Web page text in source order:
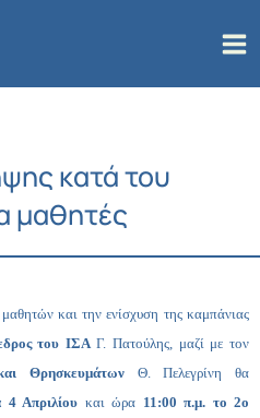
κατά του
μαθητές
και την ενίσχυση της καμπάνιας
του ΙΣΑΓ. Πατούλης, μαζί με τον
ΘρησκευμάτωνΘ. Πελεγρίνη θα
4 Απριλίου και ώρα 11:00 π.μ. το 2ο